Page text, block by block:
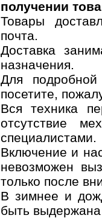
получении
Товары
почта.
Доставка
назначения.
Для
посетите,
Вся техника
отсутствие
специалистами.
Включение и
невозможен
только после
В зимнее и
быть